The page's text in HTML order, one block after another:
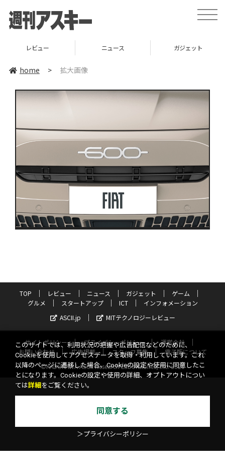
toggle
レビュー ニュース ガジェット
home > 拡大画像
TOP レビュー ニュース ガジェット
ゲーム
グルメ
スタートアップ ICT
インフォメーション
ASCII.jp
MITテクノロジーレビュー
サイトポリシー プライバシーポリシー
運営会社
お問い合わせ
広告掲載 スタッフ募集
電子版について
©KADOKAWA ASCII Research Laboratories, Inc. 2026
このサイトでは、利用状況の把握や広告配信などのために、
Cookieを使用してアクセスデータを取得・利用しています。これ
以降のページに遷移した場合、Cookieの設定や使用に同意したこ
とになります。Cookieの設定や使用の詳細、オプトアウトについ
ては詳細 をご覧ください。
同意する
＞プライバシーポリシー